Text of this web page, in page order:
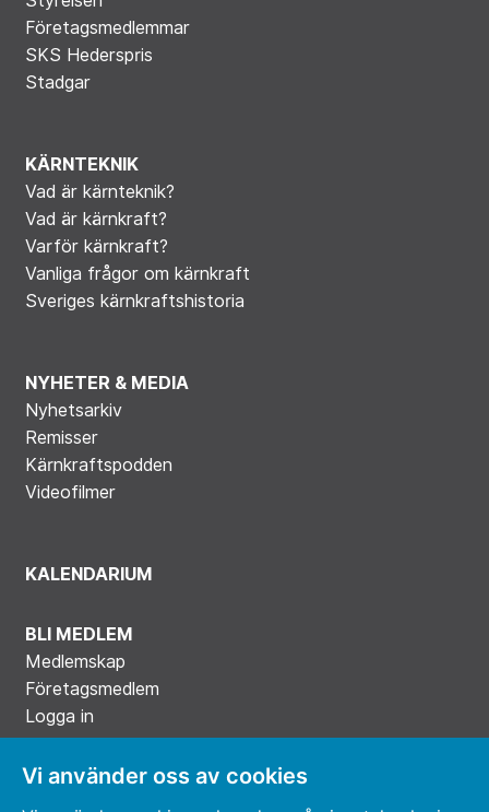
Vi använder oss av cookies
Företagsmedlemmar
SKS Hederspris
Stadgar
KÄRNTEKNIK
Vad är kärnteknik?
Vad är kärnkraft?
Varför kärnkraft?
Vanliga frågor om kärnkraft
Sveriges kärnkraftshistoria
NYHETER & MEDIA
Nyhetsarkiv
Remisser
Kärnkraftspodden
Videofilmer
KALENDARIUM
BLI MEDLEM
Medlemskap
Företagsmedlem
Logga in